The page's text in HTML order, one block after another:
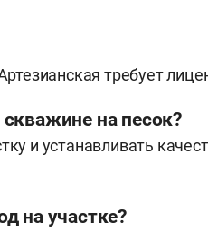
требует
на песок?
и устанавливать
на участке?